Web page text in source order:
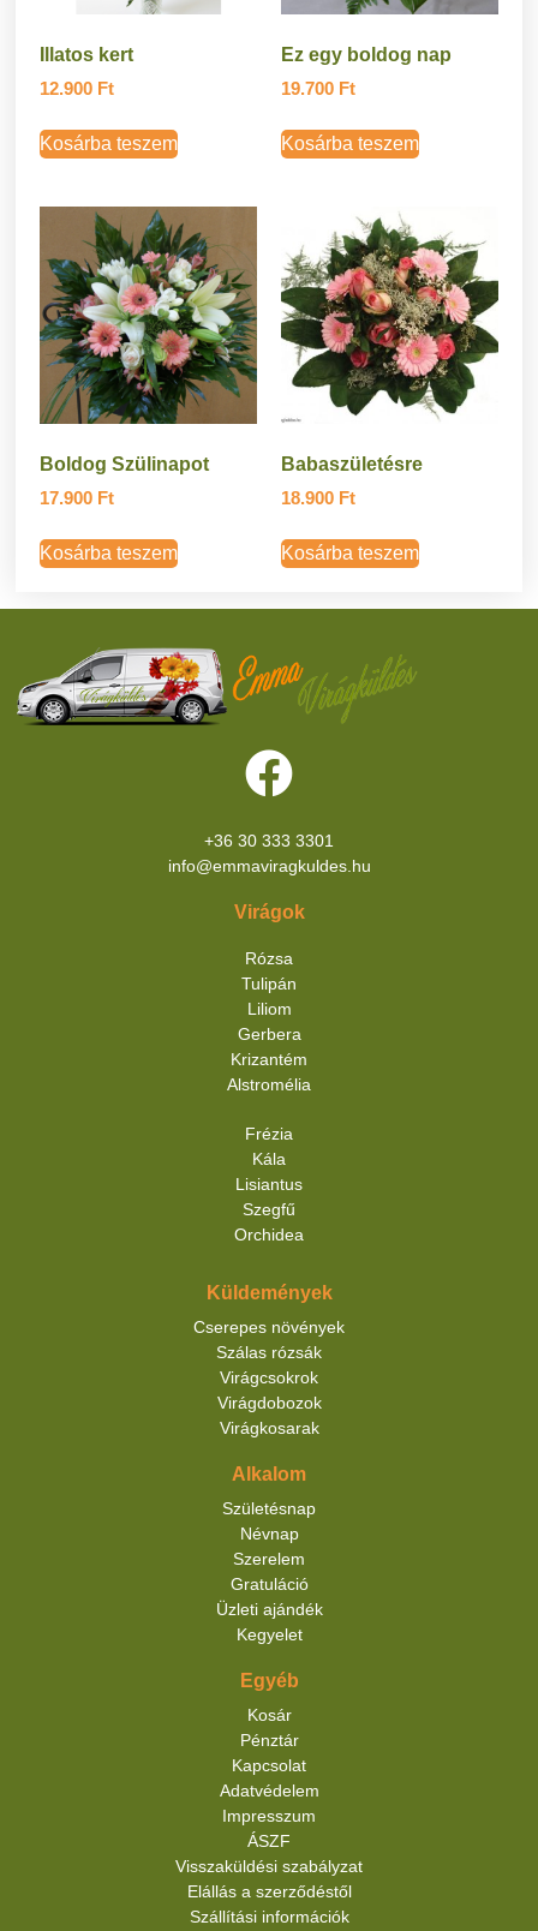
Illatos kert
12.900 Ft
Kosárba teszem
Ez egy boldog nap
19.700 Ft
Kosárba teszem
Boldog Szülinapot
17.900 Ft
Kosárba teszem
Babaszületésre
18.900 Ft
Kosárba teszem
+36 30 333 3301
info@emmaviragkuldes.hu
Virágok
Rózsa
Tulipán
Liliom
Gerbera
Krizantém
Alstromélia
Frézia
Kála
Lisiantus
Szegfű
Orchidea
Küldemények
Cserepes növények
Szálas rózsák
Virágcsokrok
Virágdobozok
Virágkosarak
Alkalom
Születésnap
Névnap
Szerelem
Gratuláció
Üzleti ajándék
Kegyelet
Egyéb
Kosár
Pénztár
Kapcsolat
Adatvédelem
Impresszum
ÁSZF
Visszaküldési szabályzat
Elállás a szerződéstől
Szállítási információk